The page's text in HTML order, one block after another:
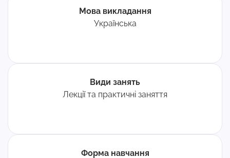
Мова викладання
Українська
Види занять
Лекції та практичні заняття
Форма навчання